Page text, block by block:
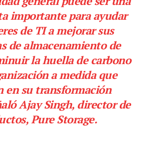
importante para ayudar
de TI a mejorar sus
de almacenamiento de
la huella de carbono
a medida que
en su transformación
Ajay Singh, director de
Pure Storage.